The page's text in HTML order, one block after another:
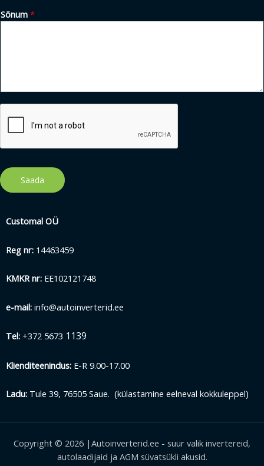
Sõnum *
Saada
Customal OÜ
Reg nr: 14463459
KMKR nr: EE102121748
e-mail: info@autoinverterid.ee
Tel: +372 5673 1139
Klienditeenindus: E-R 9.00-17.00
Ladu: Tule 39, 76505 Saue. (külastamine eelneval kokkuleppel)
Copyright © 2026 |Autoinverterid.ee - suur valik invertereid,
autolaadijaid ja AGM süvatsükli akusid.